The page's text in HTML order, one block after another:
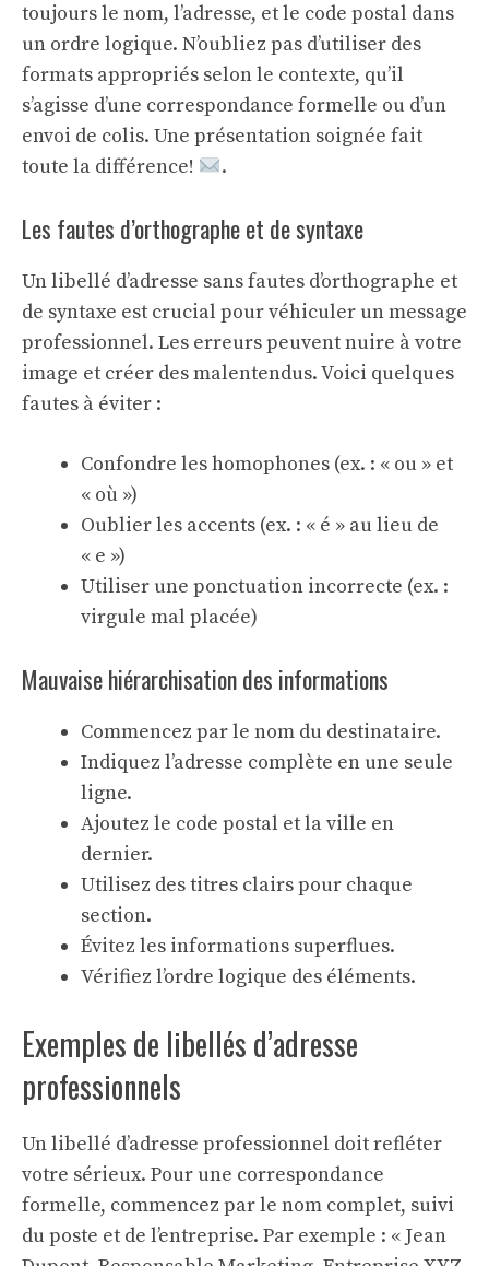
toujours le nom, l’adresse, et le code postal dans
un ordre logique. N’oubliez pas d’utiliser des
formats appropriés selon le contexte, qu’il
s’agisse d’une correspondance formelle ou d’un
envoi de colis. Une présentation soignée fait
toute la différence!
.
Les fautes d’orthographe et de syntaxe
Un libellé d’adresse sans fautes d’orthographe et
de syntaxe est crucial pour véhiculer un message
professionnel. Les erreurs peuvent nuire à votre
image et créer des malentendus. Voici quelques
fautes à éviter :
Confondre les homophones (ex. : « ou » et
« où »)
Oublier les accents (ex. : « é » au lieu de
« e »)
Utiliser une ponctuation incorrecte (ex. :
virgule mal placée)
Mauvaise hiérarchisation des informations
Commencez par le nom du destinataire.
Indiquez l’adresse complète en une seule
ligne.
Ajoutez le code postal et la ville en
dernier.
Utilisez des titres clairs pour chaque
section.
Évitez les informations superflues.
Vérifiez l’ordre logique des éléments.
Exemples de libellés d’adresse
professionnels
Un libellé d’adresse professionnel doit refléter
votre sérieux. Pour une correspondance
formelle, commencez par le nom complet, suivi
du poste et de l’entreprise. Par exemple : « Jean